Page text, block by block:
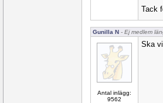
Tack
Gunilla N - Ej medlem
Antal inlägg:
9562
Ska